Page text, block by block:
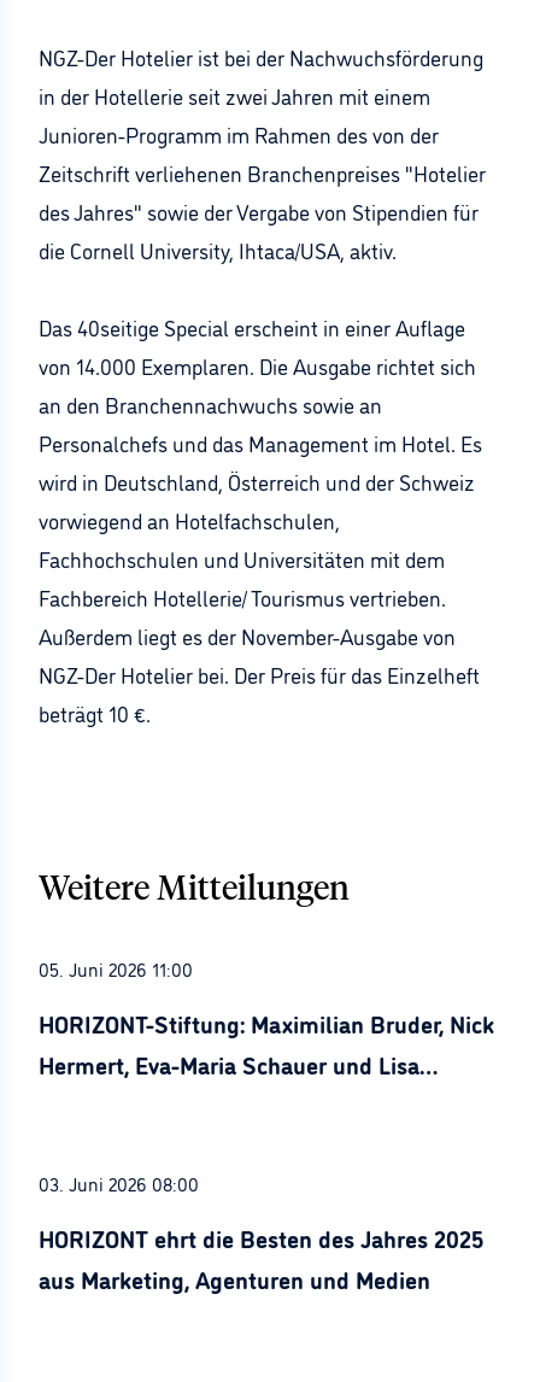
NGZ-Der Hotelier ist bei der Nachwuchsförderung
in der Hotellerie seit zwei Jahren mit einem
Junioren-Programm im Rahmen des von der
Zeitschrift verliehenen Branchenpreises "Hotelier
des Jahres" sowie der Vergabe von Stipendien für
die Cornell University, Ihtaca/USA, aktiv.
Das 40seitige Special erscheint in einer Auflage
von 14.000 Exemplaren. Die Ausgabe richtet sich
an den Branchennachwuchs sowie an
Personalchefs und das Management im Hotel. Es
wird in Deutschland, Österreich und der Schweiz
vorwiegend an Hotelfachschulen,
Fachhochschulen und Universitäten mit dem
Fachbereich Hotellerie/ Tourismus vertrieben.
Außerdem liegt es der November-Ausgabe von
NGZ-Der Hotelier bei. Der Preis für das Einzelheft
beträgt 10 €.
Weitere Mitteilungen
05. Juni 2026 11:00
HORIZONT-Stiftung: Maximilian Bruder, Nick
Hermert, Eva-Maria Schauer und Lisa
03. Juni 2026 08:00
HORIZONT ehrt die Besten des Jahres 2025
aus Marketing, Agenturen und Medien